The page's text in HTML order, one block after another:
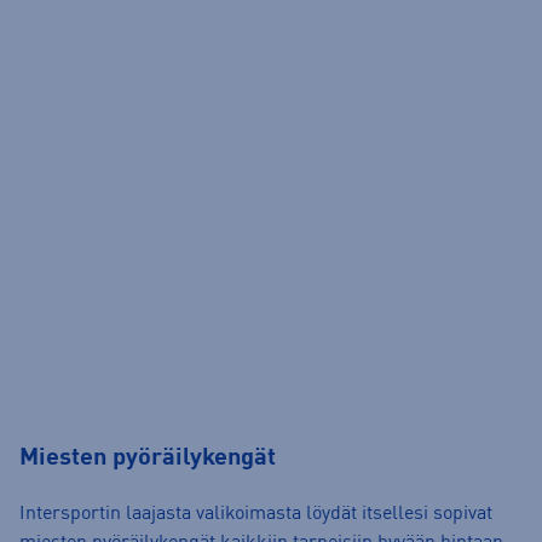
Miesten pyöräilykengät
Intersportin laajasta valikoimasta löydät itsellesi sopivat